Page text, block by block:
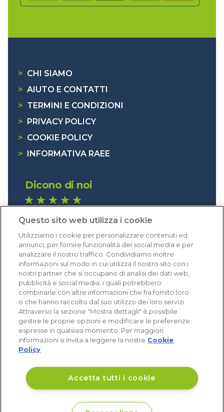
> CHI SIAMO
> AIUTO E CONTATTI
> TERMINI E CONDIZIONI
>
PRIVACY POLICY
> COOKIE POLICY
>
INFORMATIVA RAEE
Dicono di noi
Eccellente (4,8)
Acquisti verificati
Questo sito web utilizza i cookie
Utilizziamo i cookie per personalizzare contenuti ed
annunci, per fornire funzionalità dei social media e per
analizzare il nostro traffico. Condividiamo inoltre
informazioni sul modo in cui utilizza il nostro sito con i
nostri partner che si occupano di analisi dei dati web,
pubblicità e social media, i quali potrebbero
combinarle con altre informazioni che ha fornito loro
o che hanno raccolto dal suo utilizzo dei loro servizi.
Attraverso la sezione "Mostra dettagli" è possibile
gestire le proprie opzioni e modificare le preferenze
espresse in qualsiasi momento. Per maggiori
informazioni si invita a leggere la nostra Cookie
Policy
Accetta tutti i cookie